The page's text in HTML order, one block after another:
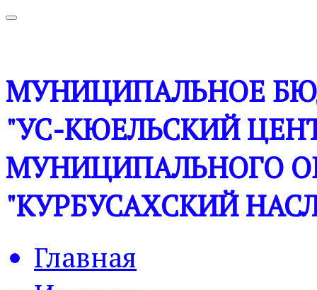
МУНИЦИПАЛЬНОЕ
"УС-КЮЕЛЬСКИЙ
МУНИЦИПАЛЬНОГО
"КУРБУСАХСКИЙ
Главная